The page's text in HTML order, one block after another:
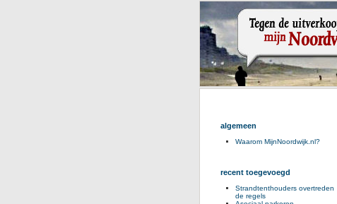
algemeen
Waarom MijnNoordwijk.nl?
recent toegevoegd
Strandtenthouders overtreden
de regels